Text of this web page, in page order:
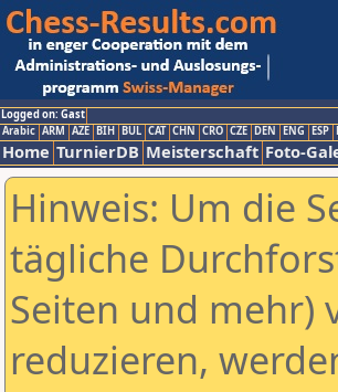
Logged on: Gast
Arabic ARM AZE BIH BUL CAT CHN CRO CZE DEN ENG ESP
Home TurnierDB Meisterschaft Foto-
Hinweis: Um die
tägliche
Seiten und mehr)
reduzieren,